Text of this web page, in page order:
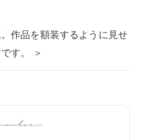
作品を額装するように見せ
す。 ＞